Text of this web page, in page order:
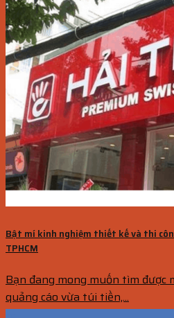
Bật mí kinh nghiệm thiết kế và thi
TPHCM
Bạn đang mong muốn tìm được
quảng cáo vừa túi tiền,...